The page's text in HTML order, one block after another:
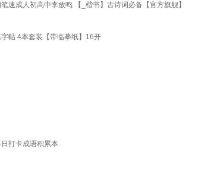
速成人初高中李放鸣 【_楷书】古诗词必备【官方旗舰】
帖 4本套装【带临摹纸】16开
打卡成语积累本